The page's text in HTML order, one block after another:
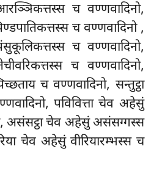
च वण्णवादिनो,
च वण्णवादिनो ,
च वण्णवादिनो,
च वण्णवादिनो,
च वण्णवादिनो, सन्तुट्ठा
पविवित्ता चेव अहेसुं
असंसट्ठा चेव अहेसुंअसंसग्गस्स
चेव अहेसुं वीरियारम्भस्स च